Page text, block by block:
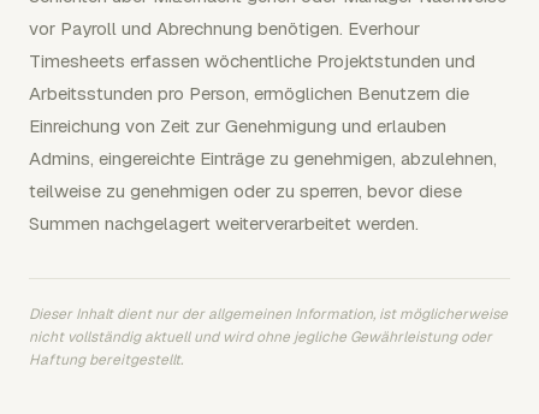
vor Payroll und Abrechnung benötigen. Everhour
Timesheets erfassen wöchentliche Projektstunden und
Arbeitsstunden pro Person, ermöglichen Benutzern die
Einreichung von Zeit zur Genehmigung und erlauben
Admins, eingereichte Einträge zu genehmigen, abzulehnen,
teilweise zu genehmigen oder zu sperren, bevor diese
Summen nachgelagert weiterverarbeitet werden.
Dieser Inhalt dient nur der allgemeinen Information, ist möglicherweise
nicht vollständig aktuell und wird ohne jegliche Gewährleistung oder
Haftung bereitgestellt.